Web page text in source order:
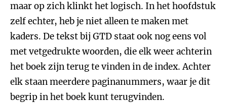
maar op zich klinkt het logisch. In het hoofdstuk
zelf echter, heb je niet alleen te maken met
kaders. De tekst bij GTD staat ook nog eens vol
met vetgedrukte woorden, die elk weer achterin
het boek zijn terug te vinden in de index. Achter
elk staan meerdere paginanummers, waar je dit
begrip in het boek kunt terugvinden.